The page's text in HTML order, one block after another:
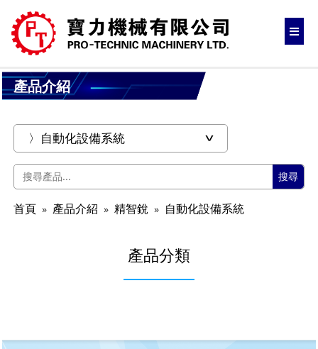
產品介紹
搜尋
首頁 產品介紹 精智銳 自動化設備系統
產品分類